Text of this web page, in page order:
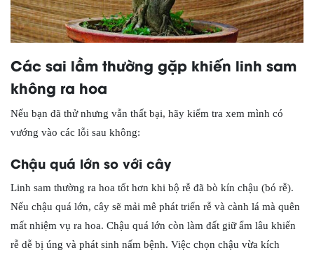
Các sai lầm thường gặp khiến linh sam
không ra hoa
Nếu bạn đã thử nhưng vẫn thất bại, hãy kiểm tra xem mình có
vướng vào các lỗi sau không:
Chậu quá lớn so với cây
Linh sam thường ra hoa tốt hơn khi bộ rễ đã bò kín chậu (bó rễ).
Nếu chậu quá lớn, cây sẽ mải mê phát triển rễ và cành lá mà quên
mất nhiệm vụ ra hoa. Chậu quá lớn còn làm đất giữ ẩm lâu khiến
rễ dễ bị úng và phát sinh nấm bệnh. Việc chọn chậu vừa kích